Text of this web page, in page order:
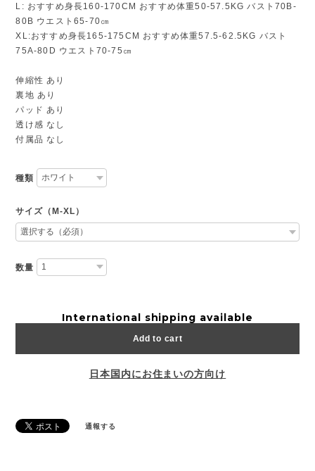
L: おすすめ身長160-170CM おすすめ体重50-57.5KG バスト70B-
80B ウエスト65-70㎝
XL:おすすめ身長165-175CM おすすめ体重57.5-62.5KG バスト
75A-80D ウエスト70-75㎝
伸縮性 あり
裏地 あり
パッド あり
透け感 なし
付属品 なし
種類
サイズ（M-XL）
数量
International shipping available
Add to cart
日本国内にお住まいの方向け
通報する